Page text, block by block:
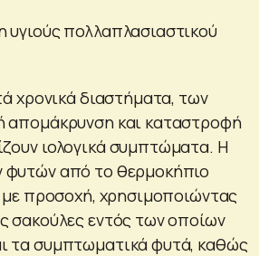
πολλαπλασιαστικού
χρονικά διαστήματα, των
απομάκρυνση και καταστροφή
ιολογικά συμπτώματα. Η
από το θερμοκήπιο
με προσοχή, χρησιμοποιώντας
σακούλες εντός των οποίων
τα συμπτωματικά φυτά, καθώς